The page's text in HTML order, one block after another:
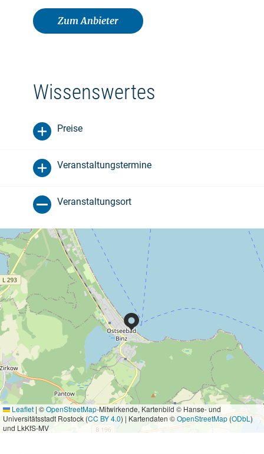
Zum Anbieter
Wissenswertes
Preise
Veranstaltungstermine
Veranstaltungsort
Leaflet | ©OpenStreetMap-Mitwirkende, Kartenbild © Hanse- und
Universitätsstadt Rostock (CC BY 4.0) | Kartendaten ©OpenStreetMap(ODbL)
und LkKfS-MV